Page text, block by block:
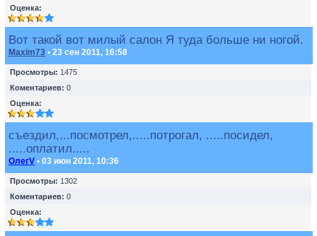
Оценка:
Вот такой вот милый салон Я туда больше ни ногой.
Maxim73 • 23 сен 2011, 16:58
Просмотры: 1475
Коментариев: 0
Оценка:
съездил,...посмотрел,.....потрогал, .....посидел,
.....оплатил.....
ОлегV • 03 июн 2011, 10:36
Просмотры: 1302
Коментариев: 0
Оценка: